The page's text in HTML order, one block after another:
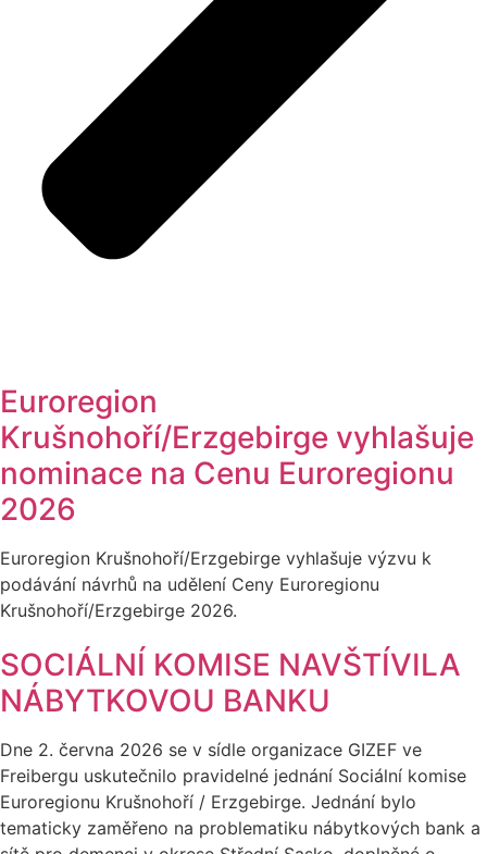
Euroregion
Krušnohoří/Erzgebirge vyhlašuje
nominace na Cenu Euroregionu
2026
Euroregion Krušnohoří/Erzgebirge vyhlašuje výzvu k
podávání návrhů na udělení Ceny Euroregionu
Krušnohoří/Erzgebirge 2026.
SOCIÁLNÍ KOMISE NAVŠTÍVILA
NÁBYTKOVOU BANKU
Dne 2. června 2026 se v sídle organizace GIZEF ve
Freibergu uskutečnilo pravidelné jednání Sociální komise
Euroregionu Krušnohoří / Erzgebirge. Jednání bylo
tematicky zaměřeno na problematiku nábytkových bank a